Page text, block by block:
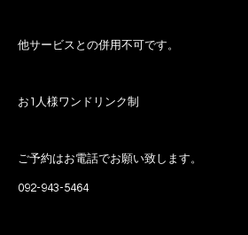
他サービスとの併用不可です。
お1人様ワンドリンク制
ご予約はお電話でお願い致します。
092-943-5464